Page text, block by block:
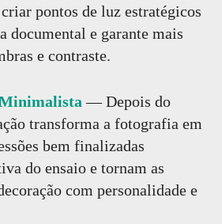
pontos de luz estratégicos
documental e garante mais
e contraste.
— Depois do
transforma a fotografia em
bem finalizadas
do ensaio e tornam as
com personalidade e